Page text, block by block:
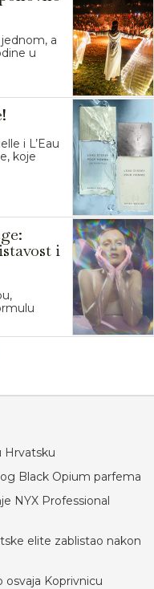
a
u
i L’Eau
koje
i
Hrvatsku
Black Opium parfema
NYX Professional
elite zablistao nakon
osvaja Koprivnicu